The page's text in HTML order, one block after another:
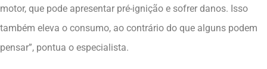
motor, que pode apresentar pré-ignição e sofrer danos. Isso
também eleva o consumo, ao contrário do que alguns podem
pensar”, pontua o especialista.